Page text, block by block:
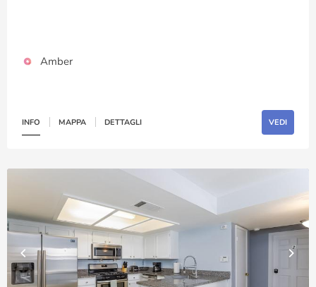
Amber
INFO MAPPA DETTAGLI VEDI